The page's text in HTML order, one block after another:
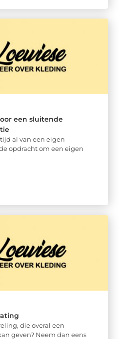
een sluitende
al van een eigen
opdracht om een eigen
die overal een
geven? Neem dan eens